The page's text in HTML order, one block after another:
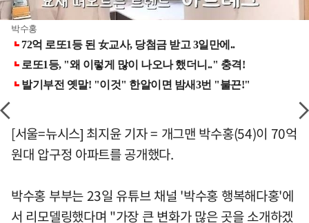
박수홍
[서울=뉴시스] 최지윤 기자 = 개그맨 박수홍(54)이 70억
원대 압구정 아파트를 공개했다.
박수홍 부부는 23일 유튜브 채널 '박수홍 행복해다홍'에
서 리모델링했다며 "가장 큰 변화가 많은 곳을 소개하겠